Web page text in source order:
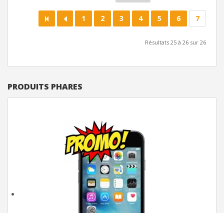
PRODUITS PHARES
1 2 3 4 5 6 7
Résultats 25 à 26 sur 26